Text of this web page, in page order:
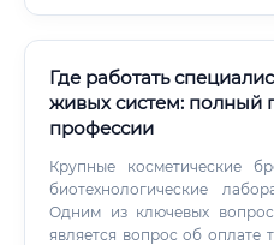
Где работать
живых систем: полный
профессии
Крупные косметические
биотехнологические
Одним из ключевых
является вопрос об оплате